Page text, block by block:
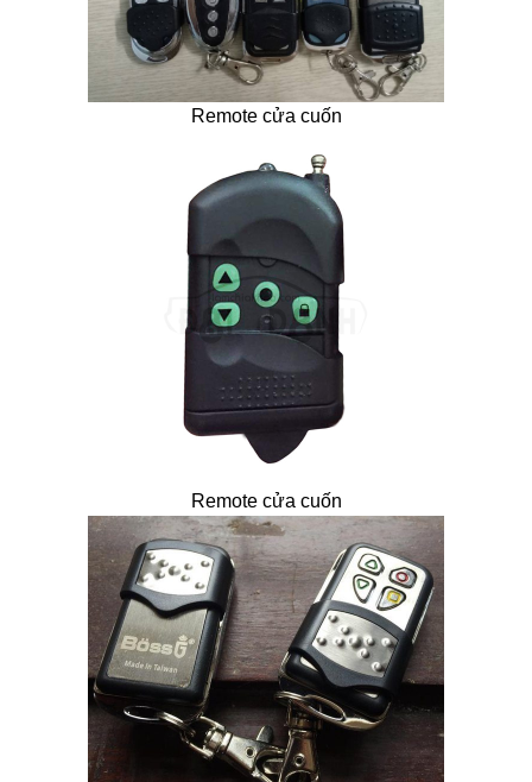
Remote cửa cuốn
Remote cửa cuốn